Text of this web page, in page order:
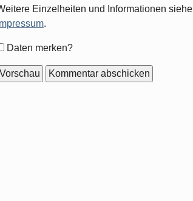
Einzelheiten und Informationen siehe
Impressum.
Daten merken?